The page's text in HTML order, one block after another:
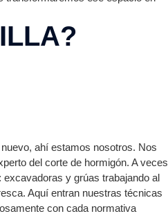
ahí estamos nosotros. Nos
del corte de hormigón. A veces
y grúas trabajando al
Aquí entran nuestras técnicas
con cada normativa